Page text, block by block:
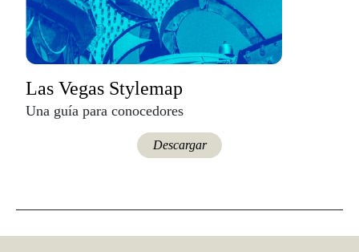
Las Vegas Stylemap
Una guía para conocedores
Descargar